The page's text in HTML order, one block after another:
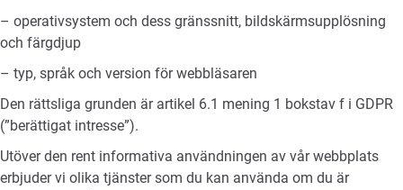
– operativsystem och dess gränssnitt, bildskärmsupplösning
och färgdjup
– typ, språk och version för webbläsaren
Den rättsliga grunden är artikel 6.1 mening 1 bokstav f i GDPR
(”berättigat intresse”).
Utöver den rent informativa användningen av vår webbplats
erbjuder vi olika tjänster som du kan använda om du är